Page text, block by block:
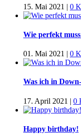
15. Mai 2021 | 0
Wie perfekt
01. Mai 2021 | 0
Was ich in
17. April 2021 | 0
Happy birthday!